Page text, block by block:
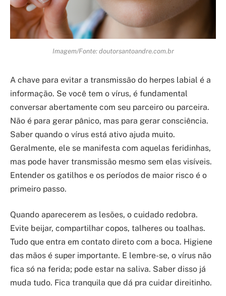
Imagem/Fonte: doutorsantoandre.com.br
A chave para evitar a transmissão do herpes labial é a
informação. Se você tem o vírus, é fundamental
conversar abertamente com seu parceiro ou parceira.
Não é para gerar pânico, mas para gerar consciência.
Saber quando o vírus está ativo ajuda muito.
Geralmente, ele se manifesta com aquelas feridinhas,
mas pode haver transmissão mesmo sem elas visíveis.
Entender os gatilhos e os períodos de maior risco é o
primeiro passo.
Quando aparecerem as lesões, o cuidado redobra.
Evite beijar, compartilhar copos, talheres ou toalhas.
Tudo que entra em contato direto com a boca. Higiene
das mãos é super importante. E lembre-se, o vírus não
fica só na ferida; pode estar na saliva. Saber disso já
muda tudo. Fica tranquila que dá pra cuidar direitinho.